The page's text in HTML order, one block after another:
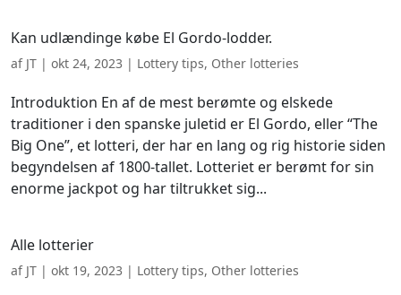
Kan udlændinge købe El Gordo-lodder.
af JT | okt 24, 2023 | Lottery tips, Other lotteries
Introduktion En af de mest berømte og elskede
traditioner i den spanske juletid er El Gordo, eller “The
Big One”, et lotteri, der har en lang og rig historie siden
begyndelsen af 1800-tallet. Lotteriet er berømt for sin
enorme jackpot og har tiltrukket sig...
Alle lotterier
af JT | okt 19, 2023 | Lottery tips, Other lotteries